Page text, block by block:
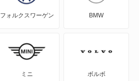
フォルクスワーゲン BMW
ミニ ボルボ